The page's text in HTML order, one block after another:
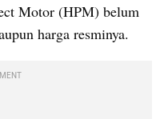
Motor (HPM) belum
harga resminya.